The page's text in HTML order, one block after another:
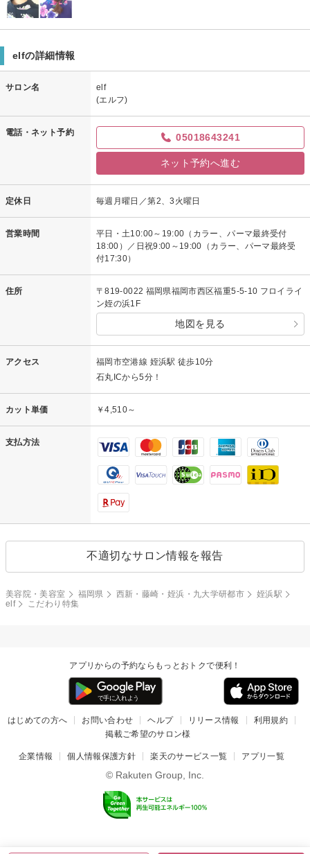
elfの詳細情報
サロン名
elf
(エルフ)
電話・ネット予約 05018643241
ネット予約へ進む
定休日 毎週月曜日／第2、3火曜日
営業時間
平日・土10:00～19:00（カラー、パーマ最終受付
18:00）／日祝9:00～19:00（カラー、パーマ最終受
付17:30）
住所
〒819-0022 福岡県福岡市西区福重5-5-10 フロイライ
ン姪の浜1F
地図を見る
アクセス
福岡市空港線 姪浜駅 徒歩10分
石丸ICから5分！
カット単価 ￥4,510～
支払方法
不適切なサロン情報を報告
美容院・美容室 福岡県 西新・藤崎・姪浜・九大学研都市
姪浜駅
elf
こだわり特集
アプリからの予約ならもっとおトクで便利！
はじめての方へ お問い合わせ ヘルプ リリース情報
利用規約
掲載ご希望のサロン様
企業情報 個人情報保護方針 楽天のサービス一覧 アプリ一覧
© Rakuten Group, Inc.